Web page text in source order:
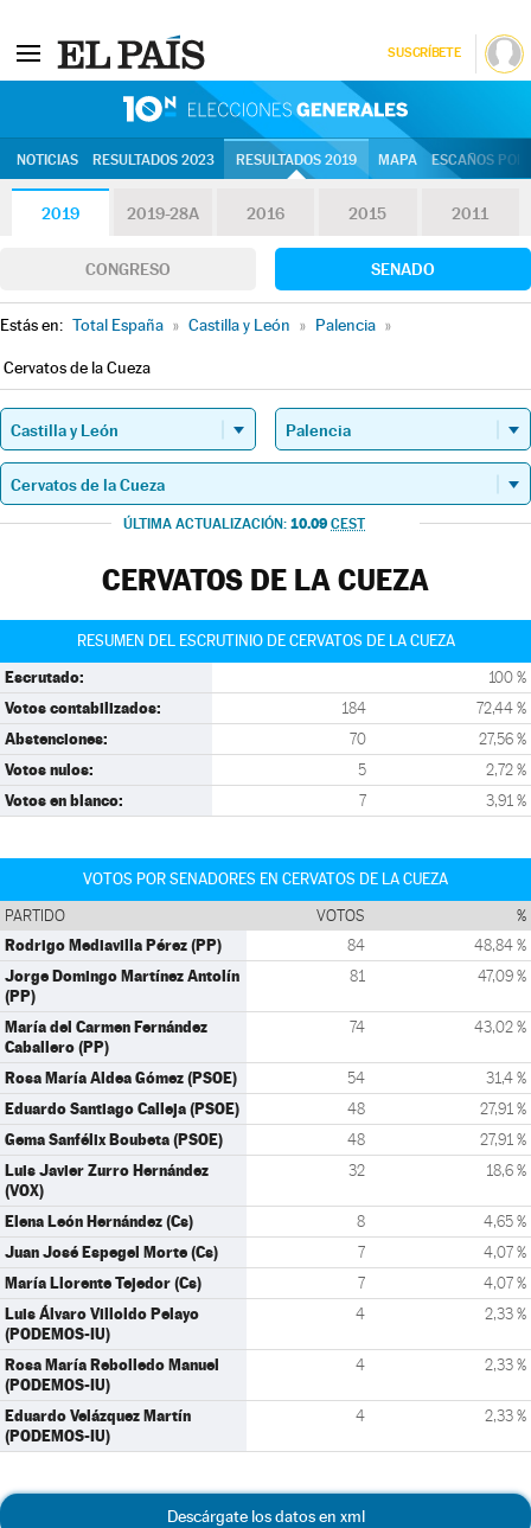
SUSCRÍBETE
NOTICIAS RESULTADOS 2023 RESULTADOS 2019 MAPA ESCAÑOS
2019 2019-28A 2016 2015 2011
CONGRESO SENADO
Estás en: Total España » Castilla y León » Palencia »
Cervatos de la Cueza
ÚLTIMA ACTUALIZACIÓN: 10.09 CEST
CERVATOS DE LA CUEZA
RESUMEN DEL ESCRUTINIO DE CERVATOS DE LA CUEZA
Escrutado: 100 %
Votos contabilizados: 184 72,44 %
Abstenciones: 70 27,56 %
Votos nulos: 5 2,72 %
Votos en blanco: 7 3,91 %
VOTOS POR SENADORES EN CERVATOS DE LA CUEZA
PARTIDO VOTOS %
Rodrigo Mediavilla Pérez (PP) 84 48,84 %
Jorge Domingo Martínez Antolín
(PP)
81 47,09 %
María del Carmen Fernández
Caballero (PP)
74 43,02 %
Rosa María Aldea Gómez (PSOE) 54 31,4 %
Eduardo Santiago Calleja (PSOE) 48 27,91 %
Gema Sanfélix Boubeta (PSOE) 48 27,91 %
Luis Javier Zurro Hernández
(VOX)
32 18,6 %
Elena León Hernández (Cs) 8 4,65 %
Juan José Espegel Morte (Cs) 7 4,07 %
María Llorente Tejedor (Cs) 7 4,07 %
Luis Álvaro Villoldo Pelayo
(PODEMOS-IU)
4 2,33 %
Rosa María Rebolledo Manuel
(PODEMOS-IU)
4 2,33 %
Eduardo Velázquez Martín
(PODEMOS-IU)
4 2,33 %
Descárgate los datos en xml